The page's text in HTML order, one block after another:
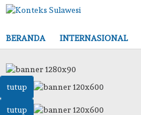
Lewati
BERANDA
INTERNASIONAL
tutup
tutup